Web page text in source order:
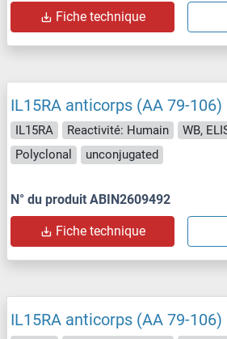
Fiche technique
IL15RA anticorps (AA 79-106)
IL15RA Reactivité: Humain WB,
Polyclonal
unconjugated
N° du produit ABIN2609492
Fiche technique
IL15RA anticorps (AA 79-